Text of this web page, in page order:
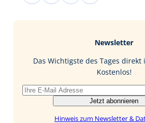
I
Newsletter
Das Wichtigste des Tages direkt
Kostenlos!
Jetzt abonnieren
Hinweis zum Newsletter &